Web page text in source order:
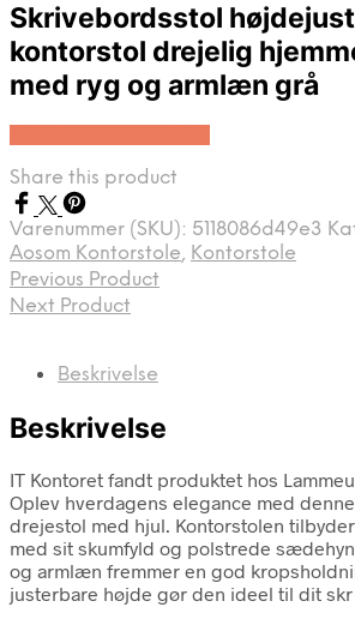
Skrivebordsstol
kontorstol drejelig
med ryg og armlæn grå
Share this product
Varenummer (SKU): 5118086d49e3
Aosom Kontorstole, Kontorstole
Previous Product
Next Product
Beskrivelse
Beskrivelse
IT Kontoret fandt produktet hos
Oplev hverdagens elegance med
drejestol med hjul. Kontorstolen
med sit skumfyld og polstrede
og armlæn fremmer en god
justerbare højde gør den ideel til dit skr